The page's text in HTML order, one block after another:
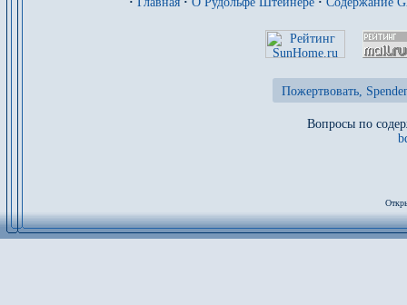
Пожертвовать,
Вопросы по